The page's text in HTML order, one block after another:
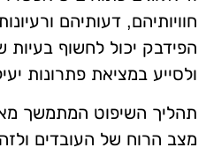
חוויותיהם, דעותיהם
הפידבק יכול לחשוף בעיות
ולסייע במציאת פתרונות
תהליך השיפוט המתמשך
מצב הרוח של העובדים